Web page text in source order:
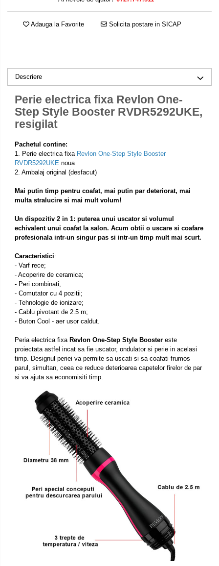
Adauga la Favorite Solicita postare in SICAP
Descriere
Perie electrica fixa Revlon One-
Step Style Booster RVDR5292UKE,
resigilat
Pachetul contine:
1. Perie electrica fixa Revlon One-Step Style Booster
RVDR5292UKE noua
2. Ambalaj original (desfacut)
Mai putin timp pentru coafat, mai putin par deteriorat, mai
multa stralucire si mai mult volum!
Un dispozitiv 2 in 1: puterea unui uscator si volumul
echivalent unui coafat la salon. Acum obtii o uscare si coafare
profesionala intr-un singur pas si intr-un timp mult mai scurt.
Caracteristici:
- Varf rece;
- Acoperire de ceramica;
- Peri combinati;
- Comutator cu 4 pozitii;
- Tehnologie de ionizare;
- Cablu pivotant de 2.5 m;
- Buton Cool - aer usor caldut.
Peria electrica fixa Revlon One-Step Style Booster este
proiectata astfel incat sa fie uscator, ondulator si perie in acelasi
timp. Designul periei va permite sa uscati si sa coafati frumos
parul, simultan, ceea ce reduce deterioarea capetelor firelor de par
si va ajuta sa economisiti timp.